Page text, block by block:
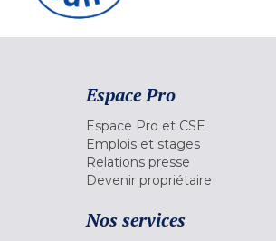
Espace Pro
Espace Pro et CSE
Emplois et stages
Relations presse
Devenir propriétaire
Nos services